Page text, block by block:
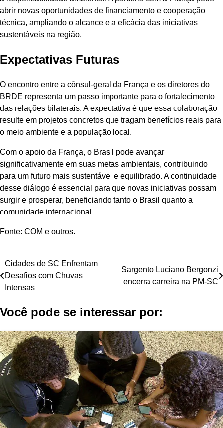
abrir novas oportunidades de financiamento e cooperação
técnica, ampliando o alcance e a eficácia das iniciativas
sustentáveis na região.
Expectativas Futuras
O encontro entre a cônsul-geral da França e os diretores do
BRDE representa um passo importante para o fortalecimento
das relações bilaterais. A expectativa é que essa colaboração
resulte em projetos concretos que tragam benefícios reais para
o meio ambiente e a população local.
Com o apoio da França, o Brasil pode avançar
significativamente em suas metas ambientais, contribuindo
para um futuro mais sustentável e equilibrado. A continuidade
desse diálogo é essencial para que novas iniciativas possam
surgir e prosperar, beneficiando tanto o Brasil quanto a
comunidade internacional.
Fonte: COM e outros.
Navegação
de
Cidades de SC Enfrentam
Desafios com Chuvas
Intensas
Sargento Luciano Bergonzi
encerra carreira na PM-SC
Você pode se interessar por: